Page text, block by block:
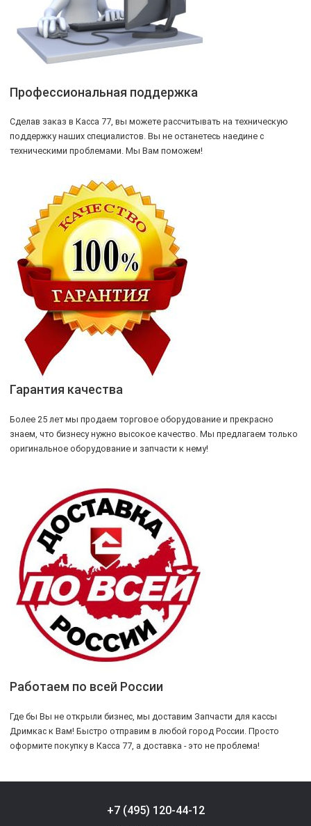
Профессиональная поддержка
Сделав заказ в Касса 77, вы можете рассчитывать на техническую
поддержку наших специалистов. Вы не останетесь наедине с
техническими проблемами. Мы Вам поможем!
Гарантия качества
Более 25 лет мы продаем торговое оборудование и прекрасно
знаем, что бизнесу нужно высокое качество. Мы предлагаем только
оригинальное оборудование и запчасти к нему!
Работаем по всей России
Где бы Вы не открыли бизнес, мы доставим Запчасти для кассы
Дримкас к Вам! Быстро отправим в любой город России. Просто
оформите покупку в Касса 77, а доставка - это не проблема!
+7 (495) 120-44-12